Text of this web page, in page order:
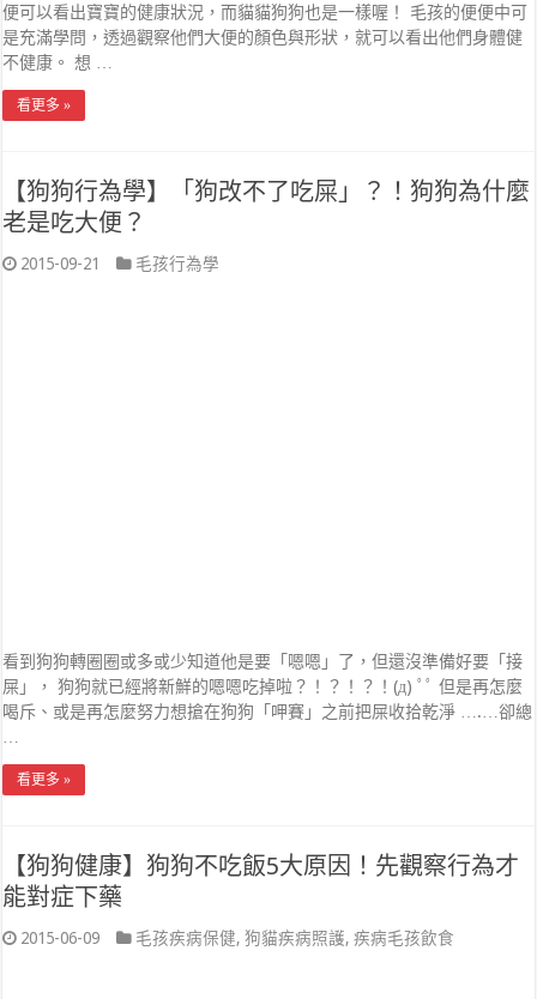
便可以看出寶寶的健康狀況，而貓貓狗狗也是一樣喔！ 毛孩的便便中可
是充滿學問，透過觀察他們大便的顏色與形狀，就可以看出他們身體健
不健康。 想 …
看更多 »
【狗狗行為學】「狗改不了吃屎」？！狗狗為什麼
老是吃大便？
2015-09-21 毛孩行為學
看到狗狗轉圈圈或多或少知道他是要「嗯嗯」了，但還沒準備好要「接
屎」， 狗狗就已經將新鮮的嗯嗯吃掉啦？！？！？！(д) ﾟﾟ 但是再怎麼
喝斥、或是再怎麼努力想搶在狗狗「呷賽」之前把屎收拾乾淨 ….…卻總
看更多 »
【狗狗健康】狗狗不吃飯5大原因！先觀察行為才
能對症下藥
2015-06-09 毛孩疾病保健,狗貓疾病照護,疾病毛孩飲食